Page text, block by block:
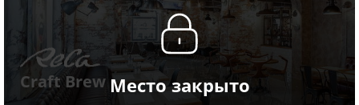
Место закрыто
Craft Brew